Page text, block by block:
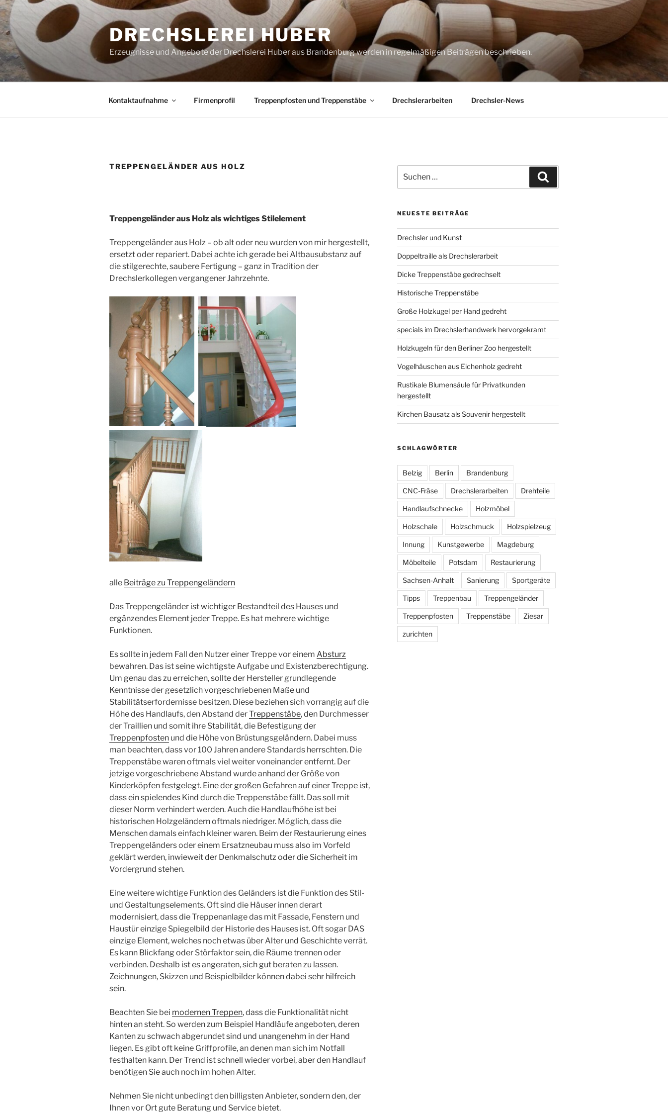
Zum
Inhalt
springen
DRECHSLEREI HUBER
Erzeugnisse und Angebote der Drechslerei Huber aus Brandenburg werden in regelmäßigen Beiträgen beschrieben.
Kontaktaufnahme Firmenprofil Treppenpfosten und Treppenstäbe Drechslerarbeiten Drechsler-News
TREPPENGELÄNDER AUS HOLZ
Treppengeländer aus Holz als wichtiges Stilelement
Treppengeländer aus Holz – ob alt oder neu wurden von mir hergestellt,
ersetzt oder repariert. Dabei achte ich gerade bei Altbausubstanz auf
die stilgerechte, saubere Fertigung – ganz in Tradition der
Drechslerkollegen vergangener Jahrzehnte.
alle Beiträge zu Treppengeländern
Das Treppengeländer ist wichtiger Bestandteil des Hauses und
ergänzendes Element jeder Treppe. Es hat mehrere wichtige
Funktionen.
Es sollte in jedem Fall den Nutzer einer Treppe vor einem Absturz
bewahren. Das ist seine wichtigste Aufgabe und Existenzberechtigung.
Um genau das zu erreichen, sollte der Hersteller grundlegende
Kenntnisse der gesetzlich vorgeschriebenen Maße und
Stabilitätserfordernisse besitzen. Diese beziehen sich vorrangig auf die
Höhe des Handlaufs, den Abstand derTreppenstäbe, den Durchmesser
der Traillien und somit ihre Stabilität, die Befestigung der
Treppenpfosten und die Höhe von Brüstungsgeländern. Dabei muss
man beachten, dass vor 100 Jahren andere Standards herrschten. Die
Treppenstäbe waren oftmals viel weiter voneinander entfernt. Der
jetzige vorgeschriebene Abstand wurde anhand der Größe von
Kinderköpfen festgelegt. Eine der großen Gefahren auf einer Treppe ist,
dass ein spielendes Kind durch die Treppenstäbe fällt. Das soll mit
dieser Norm verhindert werden. Auch die Handlaufhöhe ist bei
historischen Holzgeländern oftmals niedriger. Möglich, dass die
Menschen damals einfach kleiner waren. Beim der Restaurierung eines
Treppengeländers oder einem Ersatzneubau muss also im Vorfeld
geklärt werden, inwieweit der Denkmalschutz oder die Sicherheit im
Vordergrund stehen.
Eine weitere wichtige Funktion des Geländers ist die Funktion des Stil-
und Gestaltungselements. Oft sind die Häuser innen derart
modernisiert, dass die Treppenanlage das mit Fassade, Fenstern und
Haustür einzige Spiegelbild der Historie des Hauses ist. Oft sogar DAS
einzige Element, welches noch etwas über Alter und Geschichte verrät.
Es kann Blickfang oder Störfaktor sein, die Räume trennen oder
verbinden. Deshalb ist es angeraten, sich gut beraten zu lassen.
Zeichnungen, Skizzen und Beispielbilder können dabei sehr hilfreich
sein.
Beachten Sie bei modernen Treppen, dass die Funktionalität nicht
hinten an steht. So werden zum Beispiel Handläufe angeboten, deren
Kanten zu schwach abgerundet sind und unangenehm in der Hand
liegen. Es gibt oft keine Griffprofile, an denen man sich im Notfall
festhalten kann. Der Trend ist schnell wieder vorbei, aber den Handlauf
benötigen Sie auch noch im hohen Alter.
Nehmen Sie nicht unbedingt den billigsten Anbieter, sondern den, der
Ihnen vor Ort gute Beratung und Service bietet.
nach:
NEUESTE BEITRÄGE
Drechsler und Kunst
Doppeltraille als Drechslerarbeit
Dicke Treppenstäbe gedrechselt
Historische Treppenstäbe
Große Holzkugel per Hand gedreht
specials im Drechslerhandwerk hervorgekramt
Holzkugeln für den Berliner Zoo hergestellt
Vogelhäuschen aus Eichenholz gedreht
Rustikale Blumensäule für Privatkunden
hergestellt
Kirchen Bausatz als Souvenir hergestellt
SCHLAGWÖRTER
Belzig Berlin Brandenburg
CNC-Fräse Drechslerarbeiten Drehteile
Handlaufschnecke Holzmöbel
Holzschale Holzschmuck Holzspielzeug
Innung Kunstgewerbe Magdeburg
Möbelteile Potsdam Restaurierung
Sachsen-Anhalt Sanierung Sportgeräte
Tipps Treppenbau Treppengeländer
Treppenpfosten Treppenstäbe Ziesar
zurichten